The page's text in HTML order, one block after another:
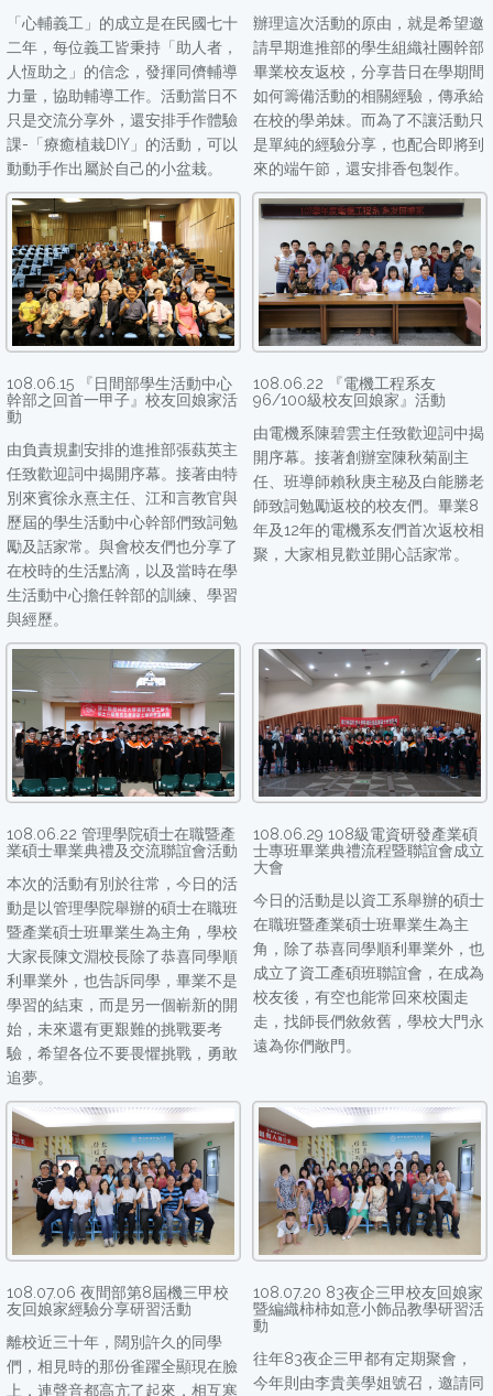
「心輔義工」的成立是在民國七十
二年，每位義工皆秉持「助人者，
人恆助之」的信念，發揮同儕輔導
力量，協助輔導工作。活動當日不
只是交流分享外，還安排手作體驗
課-「療癒植栽DIY」的活動，可以
動動手作出屬於自己的小盆栽。
辦理這次活動的原由，就是希望邀
請早期進推部的學生組織社團幹部
畢業校友返校，分享昔日在學期間
如何籌備活動的相關經驗，傳承給
在校的學弟妹。而為了不讓活動只
是單純的經驗分享，也配合即將到
來的端午節，還安排香包製作。
108.06.15 『日間部學生活動中心
幹部之回首一甲子』校友回娘家活
動
由負責規劃安排的進推部張蓺英主
任致歡迎詞中揭開序幕。接著由特
別來賓徐永熹主任、江和言教官與
歷屆的學生活動中心幹部們致詞勉
勵及話家常。與會校友們也分享了
在校時的生活點滴，以及當時在學
生活動中心擔任幹部的訓練、學習
與經歷。
108.06.22 『電機工程系友
96/100級校友回娘家』活動
由電機系陳碧雲主任致歡迎詞中揭
開序幕。接著創辦室陳秋菊副主
任、班導師賴秋庚主秘及白能勝老
師致詞勉勵返校的校友們。畢業8
年及12年的電機系友們首次返校相
聚，大家相見歡並開心話家常。
108.06.22 管理學院碩士在職暨產
業碩士畢業典禮及交流聯誼會活動
本次的活動有別於往常，今日的活
動是以管理學院舉辦的碩士在職班
暨產業碩士班畢業生為主角，學校
大家長陳文淵校長除了恭喜同學順
利畢業外，也告訴同學，畢業不是
學習的結束，而是另一個嶄新的開
始，未來還有更艱難的挑戰要考
驗，希望各位不要畏懼挑戰，勇敢
追夢。
108.06.29 108級電資研發產業碩
士專班畢業典禮流程暨聯誼會成立
大會
今日的活動是以資工系舉辦的碩士
在職班暨產業碩士班畢業生為主
角，除了恭喜同學順利畢業外，也
成立了資工產碩班聯誼會，在成為
校友後，有空也能常回來校園走
走，找師長們敘敘舊，學校大門永
遠為你們敞門。
108.07.06 夜間部第8屆機三甲校
友回娘家經驗分享研習活動
離校近三十年，闊別許久的同學
們，相見時的那份雀躍全顯現在臉
上，連聲音都高亢了起來，相互寒
108.07.20 83夜企三甲校友回娘家
暨編織柿柿如意小飾品教學研習活
動
往年83夜企三甲都有定期聚會，
今年則由李貴美學姐號召，邀請同